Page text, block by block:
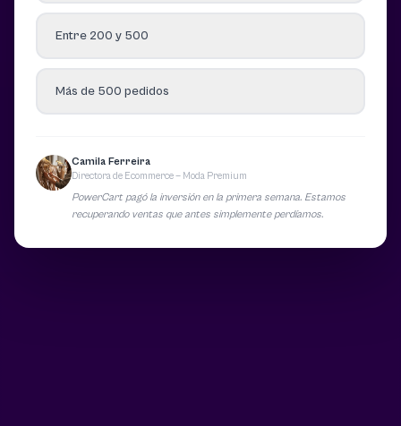
Entre 200 y 500
Más de 500 pedidos
Camila Ferreira
Directora de Ecommerce — Moda Premium
PowerCart pagó la inversión en la primera semana. Estamos
recuperando ventas que antes simplemente perdíamos.